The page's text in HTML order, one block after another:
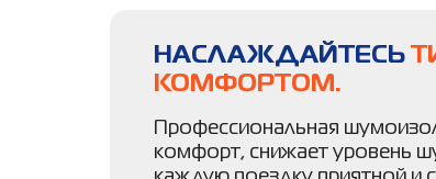
НАСЛАЖДАЙТЕСЬ
КОМФОРТОМ.
Профессиональная
комфорт, снижает уровень